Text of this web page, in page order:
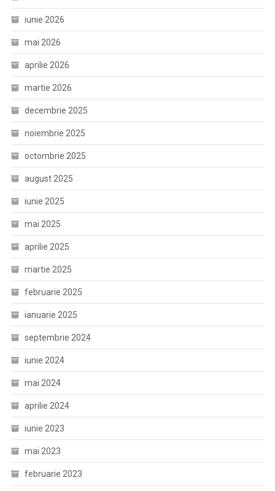
iunie 2026
mai 2026
aprilie 2026
martie 2026
decembrie 2025
noiembrie 2025
octombrie 2025
august 2025
iunie 2025
mai 2025
aprilie 2025
martie 2025
februarie 2025
ianuarie 2025
septembrie 2024
iunie 2024
mai 2024
aprilie 2024
iunie 2023
mai 2023
februarie 2023